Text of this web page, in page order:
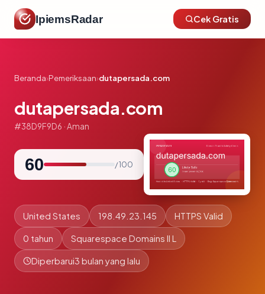
IpiemsRadar Cek Gratis
Beranda›Pemeriksaan›dutapersada.com
dutapersada.com
#38D9F9D6 · Aman
60 / 100
United States 198.49.23.145 HTTPS Valid
0 tahun Squarespace Domains II L
Diperbarui3 bulan yang lalu